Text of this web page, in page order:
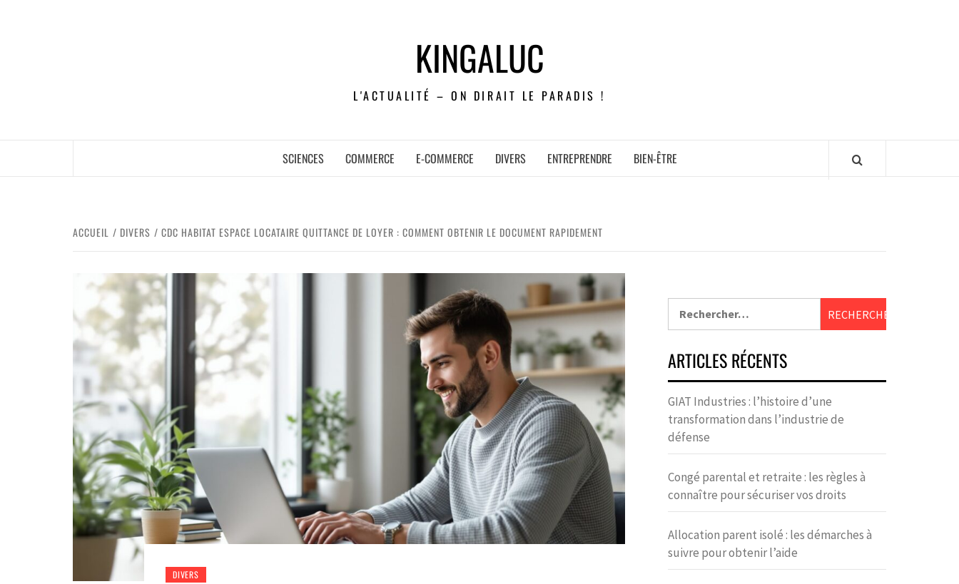
KINGALUC
L'ACTUALITÉ – ON DIRAIT LE PARADIS !
SCIENCES COMMERCE E-COMMERCE DIVERS ENTREPRENDRE BIEN-ÊTRE
ACCUEIL DIVERS CDC HABITAT ESPACE LOCATAIRE QUITTANCE DE LOYER : COMMENT OBTENIR LE DOCUMENT RAPIDEMENT
DIVERS
ARTICLES RÉCENTS
GIAT Industries : l’histoire d’une
transformation dans l’industrie de
défense
Congé parental et retraite : les règles à
connaître pour sécuriser vos droits
Allocation parent isolé : les démarches à
suivre pour obtenir l’aide